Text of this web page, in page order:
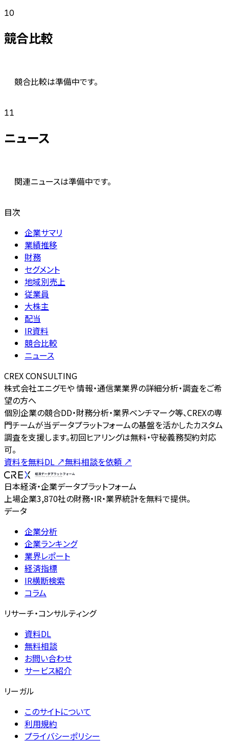
10
競合比較
競合比較は準備中です。
11
ニュース
関連ニュースは準備中です。
目次
企業サマリ
業績推移
財務
セグメント
地域別売上
従業員
大株主
配当
IR資料
競合比較
ニュース
CREX CONSULTING
株式会社エニグモや 情報・通信業業界の詳細分析・調査をご希
望の方へ
個別企業の競合DD・財務分析・業界ベンチマーク等、CREXの専
門チームが当データプラットフォームの基盤を活かしたカスタム
調査を支援します。初回ヒアリングは無料・守秘義務契約対応
可。
資料を無料DL ↗無料相談を依頼 ↗
日本経済・企業データプラットフォーム
上場企業3,870社の財務・IR・業界統計を無料で提供。
データ
企業分析
企業ランキング
業界レポート
経済指標
IR横断検索
コラム
リサーチ・コンサルティング
資料DL
無料相談
お問い合わせ
サービス紹介
リーガル
このサイトについて
利用規約
プライバシーポリシー